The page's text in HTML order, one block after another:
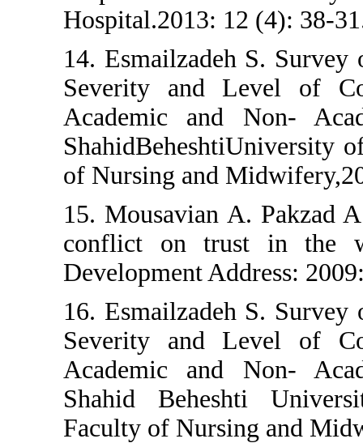
Hospital.2013: 12
14. Esmailzadeh
Severity and
Academic and
of Nursing and
15. Mousavian A.
conflict on trust
Development
16. Esmailzadeh
Severity and
Academic and
Shahid
Faculty of Nursing